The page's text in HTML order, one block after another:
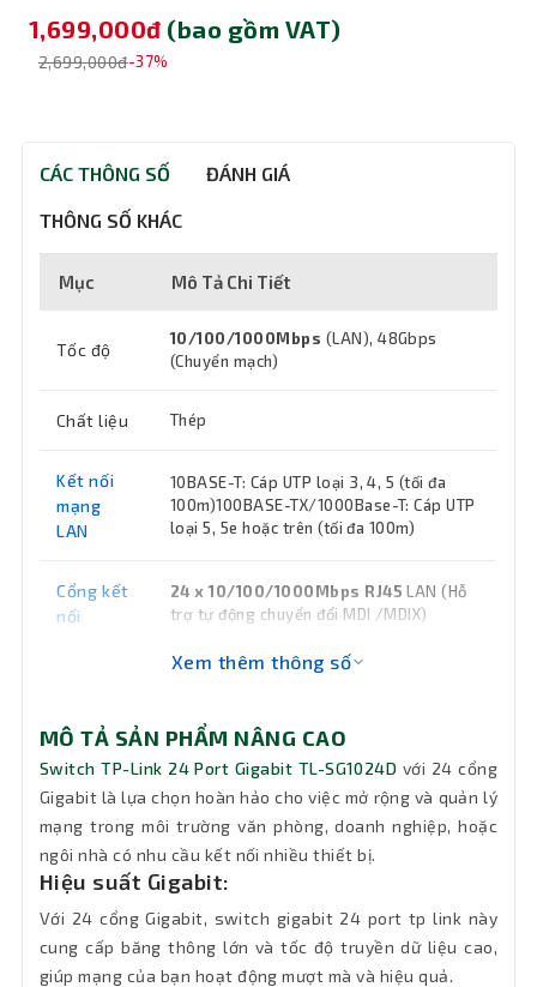
1,699,000đ (bao gồm VAT)
2,699,000đ-37%
CÁC THÔNG SỐ ĐÁNH GIÁ
THÔNG SỐ KHÁC
Mục Mô Tả Chi Tiết
Tốc độ
10/100/1000Mbps (LAN), 48Gbps
(Chuyển mạch)
Chất liệu Thép
Kết nối
mạng
LAN
10BASE-T: Cáp UTP loại 3, 4, 5 (tối đa
100m)100BASE-TX/1000Base-T: Cáp UTP
loại 5, 5e hoặc trên (tối đa 100m)
Cổng kết
nối
24 x 10/100/1000Mbps RJ45 LAN (Hỗ
trợ tự động chuyển đổi MDI /MDIX)
Nguồn 100-240VAC, 50/60Hz
Tính
năng
chính
Auto MDI/MDIX, Auto-negotiation
Kích
thước
294 mm x 180 mm x 44 mm
Xem thêm thông số
MÔ TẢ SẢN PHẨM NÂNG CAO
Switch TP-Link 24 Port Gigabit TL-SG1024D với 24 cổng
Gigabit là lựa chọn hoàn hảo cho việc mở rộng và quản lý
mạng trong môi trường văn phòng, doanh nghiệp, hoặc
ngôi nhà có nhu cầu kết nối nhiều thiết bị.
Hiệu suất Gigabit:
Với 24 cổng Gigabit, switch gigabit 24 port tp link này
cung cấp băng thông lớn và tốc độ truyền dữ liệu cao,
giúp mạng của bạn hoạt động mượt mà và hiệu quả.